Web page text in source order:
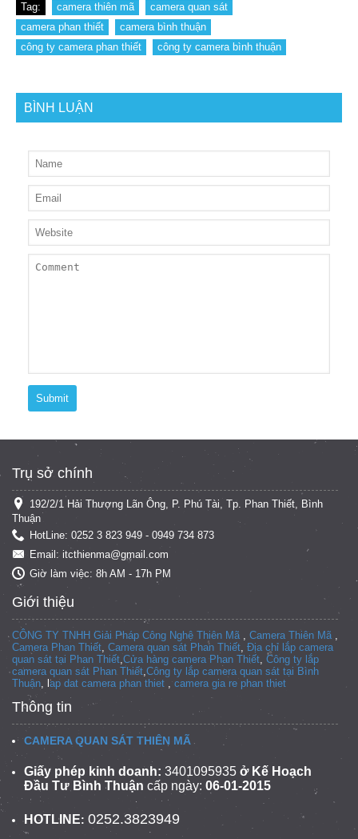
Tag: camera thiên mã
camera quan sát
camera phan thiết
camera bình thuận
công ty camera phan thiết
công ty camera bình thuận
BÌNH LUẬN
Submit
Trụ sở chính
192/2/1 Hải Thượng Lãn Ông, P. Phú Tài, Tp. Phan Thiết, Bình
Thuận
HotLine: 0252 3 823 949 - 0949 734 873
Email: itcthienma@gmail.com
Giờ làm việc: 8h AM - 17h PM
Giới thiệu
CÔNG TY TNHH Giải Pháp Công Nghệ Thiên Mã , Camera Thiên Mã ,
Camera Phan Thiết, Camera quan sát Phan Thiết, Địa chỉ lắp camera
quan sát tại Phan Thiết,Cửa hàng camera Phan Thiết, Công ty lắp
camera quan sát Phan Thiết,Công ty lắp camera quan sát tại Bình
Thuận, l ap dat camera phan thiet , camera gia re phan thiet
Thông tin
CAMERA QUAN SÁT THIÊN MÃ
Giấy phép kinh doanh: 3401095935 ở Kế Hoạch
Đầu Tư Bình Thuận cấp ngày: 06-01-2015
HOTLINE: 0252.3823949